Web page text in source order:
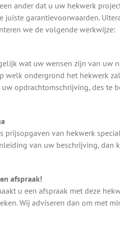
ander dat u uw hekwerk
garantievoorwaarden.
we de volgende werkwijze:
wat uw wensen zijn van uw
welk ondergrond het hekwerk
opdrachtomschrijving, des te
van hekwerk
van uw beschrijving, dan
afspraak!
u een afspraak met deze
Wij adviseren dan om met